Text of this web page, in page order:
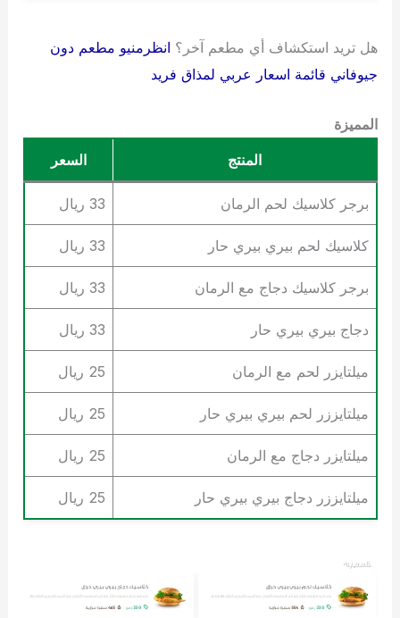
هل تريد استكشاف أي مطعم آخر؟ انظرمنيو مطعم دون
جيوفاني قائمة اسعار عربي لمذاق فريد
المميزة
المنتج
السعر
برجر كلاسيك لحم الرمان 33 ريال
كلاسيك لحم بيري بيري حار 33 ريال
برجر كلاسيك دجاج مع الرمان 33 ريال
دجاج بيري بيري حار 33 ريال
ميلتايزر لحم مع الرمان 25 ريال
ميلتايززر لحم بيري بيري حار 25 ريال
ميلتايزر دجاج مع الرمان 25 ريال
ميلتايززر دجاج بيري بيري حار 25 ريال